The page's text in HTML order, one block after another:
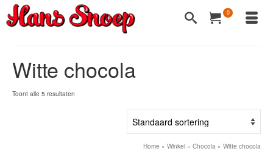
0
Witte chocola
Toont alle 5 resultaten
Home » Winkel » Chocola » Witte chocola